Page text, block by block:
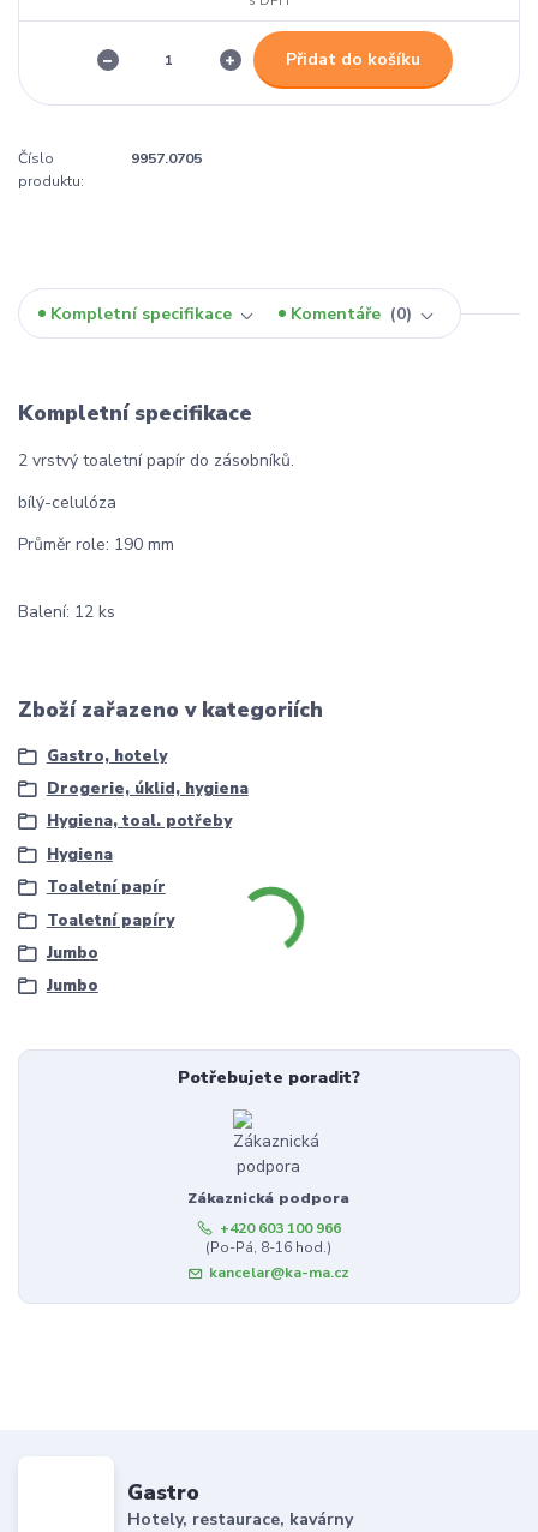
Přidat do košíku
Číslo
produktu:
9957.0705
Kompletní specifikace Komentáře 0
Kompletní specifikace
2 vrstvý toaletní papír do zásobníků.
bílý-celulóza
Průměr role: 190 mm
Balení: 12 ks
Zboží zařazeno v kategoriích
Gastro, hotely
Drogerie, úklid, hygiena
Hygiena, toal. potřeby
Hygiena
Toaletní papír
Toaletní papíry
Jumbo
Jumbo
Potřebujete poradit?
Zákaznická podpora
+420 603 100 966
(Po-Pá, 8-16 hod.)
kancelar@ka-ma.cz
Gastro
Hotely, restaurace, kavárny